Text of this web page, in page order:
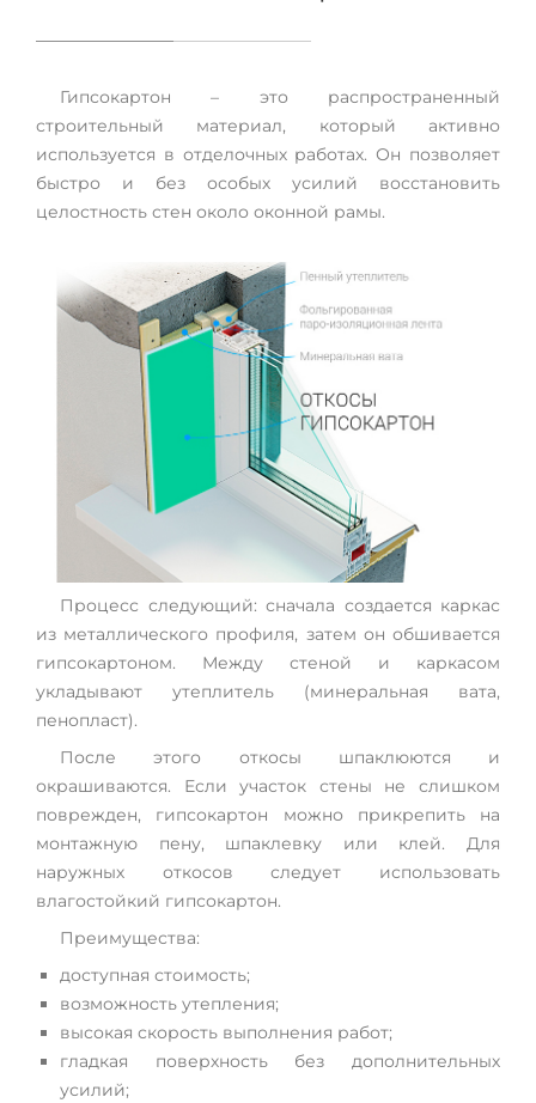
Гипсокартон – это распространенный
строительный материал, который активно
используется в отделочных работах. Он позволяет
быстро и без особых усилий восстановить
целостность стен около оконной рамы.
Процесс следующий: сначала создается каркас
из металлического профиля, затем он обшивается
гипсокартоном. Между стеной и каркасом
укладывают утеплитель (минеральная вата,
пенопласт).
После этого откосы шпаклюются и
окрашиваются. Если участок стены не слишком
поврежден, гипсокартон можно прикрепить на
монтажную пену, шпаклевку или клей. Для
наружных откосов следует использовать
влагостойкий гипсокартон.
Преимущества:
доступная стоимость;
возможность утепления;
высокая скорость выполнения работ;
гладкая поверхность без дополнительных
усилий;